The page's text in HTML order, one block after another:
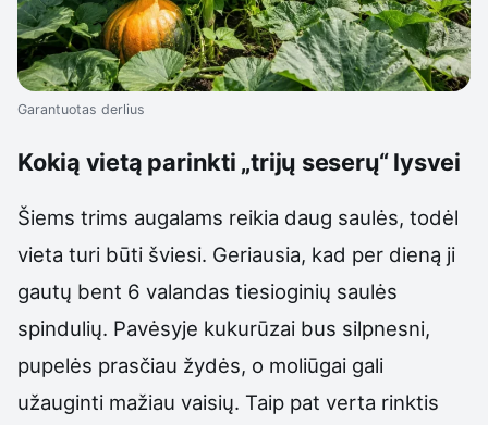
Garantuotas derlius
Kokią vietą parinkti „trijų seserų“ lysvei
Šiems trims augalams reikia daug saulės, todėl
vieta turi būti šviesi. Geriausia, kad per dieną ji
gautų bent 6 valandas tiesioginių saulės
spindulių. Pavėsyje kukurūzai bus silpnesni,
pupelės prasčiau žydės, o moliūgai gali
užauginti mažiau vaisių. Taip pat verta rinktis